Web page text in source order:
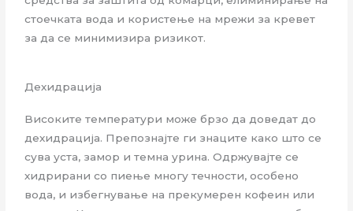
стоечката вода и користење на мрежи за кревет
за да се минимизира ризикот.
Дехидрација
Високите температури може брзо да доведат до
дехидрација. Препознајте ги знаците како што се
сува уста, замор и темна урина. Одржувајте се
хидрирани со пиење многу течности, особено
вода, и избегнување на прекумерен кофеин или